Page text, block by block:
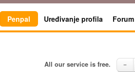
Penpal Uređivanje profila Forum
All our service is free. －